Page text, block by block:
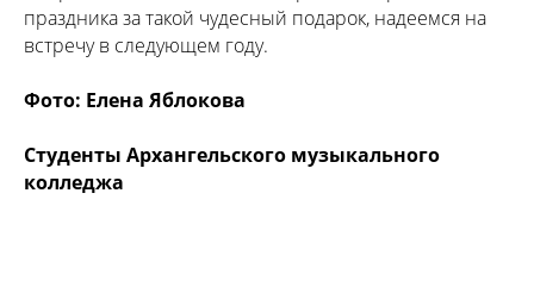
праздника за такой чудесный подарок, надеемся на
встречу в следующем году.
Фото: Елена Яблокова
Студенты Архангельского музыкального
колледжа